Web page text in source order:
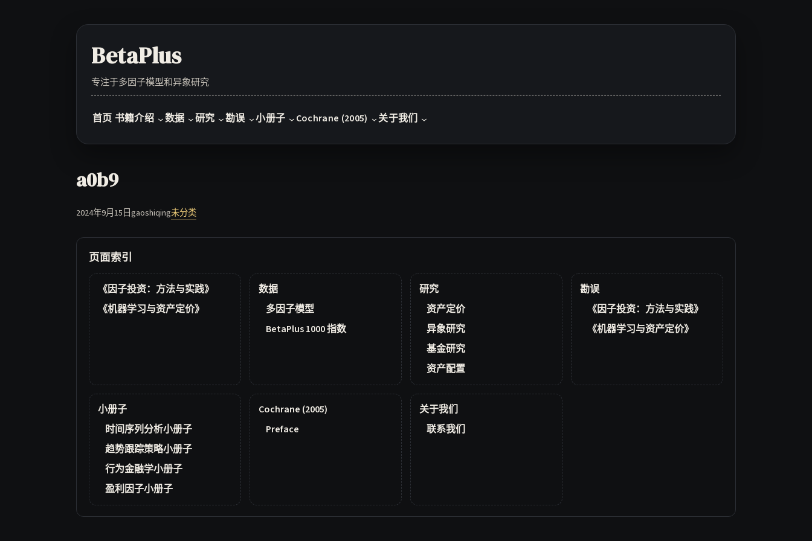
BetaPlus
专注于多因子模型和异象研究
首页 书籍介绍 数据 研究 勘误 小册子 Cochrane (2005) 关于我们
a0b9
2024年9月15日gaoshiqing未分类
页面索引
《因子投资：方法与实践》
《机器学习与资产定价》
数据
多因子模型
BetaPlus 1000 指数
研究
资产定价
异象研究
基金研究
资产配置
勘误
《因子投资：方法与实践》
《机器学习与资产定价》
小册子
时间序列分析小册子
趋势跟踪策略小册子
行为金融学小册子
盈利因子小册子
Cochrane (2005)
Preface
关于我们
联系我们